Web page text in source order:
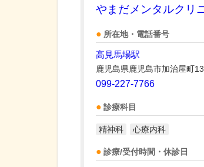
やまだメンタルクリ
所在地・電話番号
高見馬場駅
鹿児島県鹿児島市加治屋町
099-227-7766
診療科目
精神科 心療内科
診療/受付時間・休診日